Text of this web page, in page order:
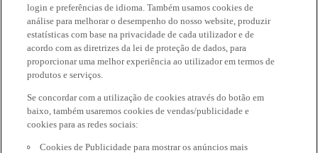
login e preferências de idioma. Também usamos cookies de
análise para melhorar o desempenho do nosso website, produzir
estatísticas com base na privacidade de cada utilizador e de
acordo com as diretrizes da lei de proteção de dados, para
proporcionar uma melhor experiência ao utilizador em termos de
produtos e serviços.
Se concordar com a utilização de cookies através do botão em
baixo, também usaremos cookies de vendas/publicidade e
cookies para as redes sociais:
Cookies de Publicidade para mostrar os anúncios mais